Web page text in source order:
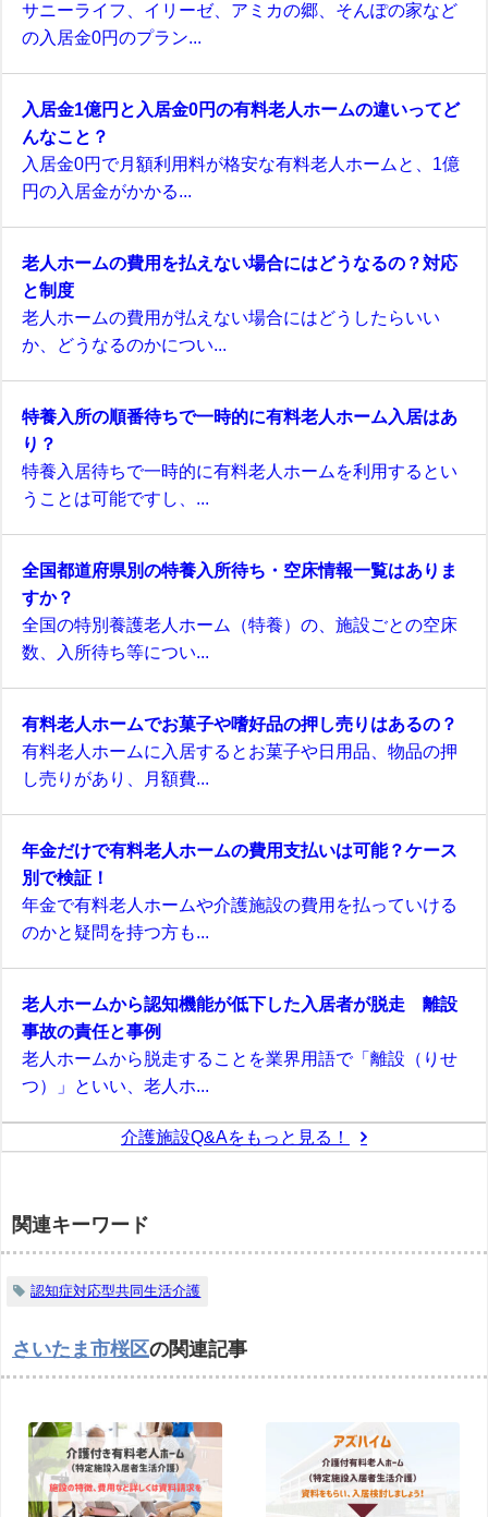
サニーライフ、イリーゼ、アミカの郷、そんぽの家など
の入居金0円のプラン...
入居金1億円と入居金0円の有料老人ホームの違いってど
んなこと？
入居金0円で月額利用料が格安な有料老人ホームと、1億
円の入居金がかかる...
老人ホームの費用を払えない場合にはどうなるの？対応
と制度
老人ホームの費用が払えない場合にはどうしたらいい
か、どうなるのかについ...
特養入所の順番待ちで一時的に有料老人ホーム入居はあ
り？
特養入居待ちで一時的に有料老人ホームを利用するとい
うことは可能ですし、...
全国都道府県別の特養入所待ち・空床情報一覧はありま
すか？
全国の特別養護老人ホーム（特養）の、施設ごとの空床
数、入所待ち等につい...
有料老人ホームでお菓子や嗜好品の押し売りはあるの？
有料老人ホームに入居するとお菓子や日用品、物品の押
し売りがあり、月額費...
年金だけで有料老人ホームの費用支払いは可能？ケース
別で検証！
年金で有料老人ホームや介護施設の費用を払っていける
のかと疑問を持つ方も...
老人ホームから認知機能が低下した入居者が脱走 離設
事故の責任と事例
老人ホームから脱走することを業界用語で「離設（りせ
つ）」といい、老人ホ...
介護施設Q&Aをもっと見る！
関連キーワード
認知症対応型共同生活介護
さいたま市桜区の関連記事